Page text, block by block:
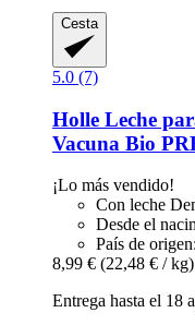
Cesta
5.0 (7)
Holle Leche
Vacuna Bio
¡Lo más vendido!
Con leche
Desde el
País de
8,99 € (22,48 € / kg)
Entrega hasta el 18